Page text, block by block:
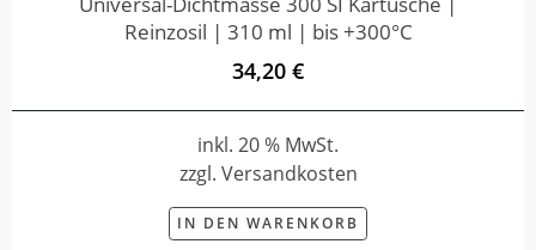
Reinzosil | 310 ml | bis +300°C
34,20 €
inkl. 20 % MwSt.
zzgl. Versandkosten
IN DEN WARENKORB